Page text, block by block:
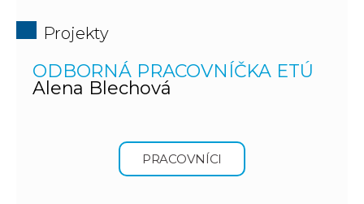
Projekty
ODBORNÁ PRACOVNÍČKA ETÚ
Alena Blechová
PRACOVNÍCI